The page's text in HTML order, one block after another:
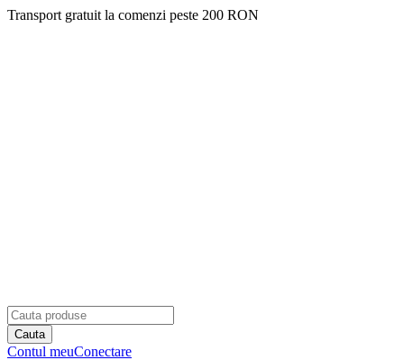
Transport gratuit la comenzi peste 200 RON
Contul meuConectare